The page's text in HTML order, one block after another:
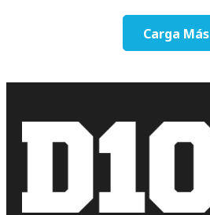
Carga Más